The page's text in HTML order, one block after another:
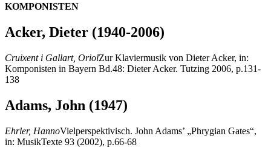
KOMPONISTEN
Acker, Dieter (1940-2006)
Cruixent i Gallart, OriolZur Klaviermusik von Dieter Acker, in:
Komponisten in Bayern Bd.48: Dieter Acker. Tutzing 2006, p.131-
138
Adams, John (1947)
Ehrler, HannoVielperspektivisch. John Adams’ „Phrygian Gates“,
in: MusikTexte 93 (2002), p.66-68